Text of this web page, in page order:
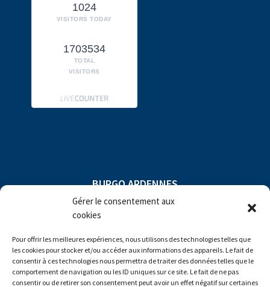
Gérer le consentement aux
cookies
Pour offrir les meilleures expériences, nous utilisons des technologies telles que
les cookies pour stocker et/ou accéder aux informations des appareils. Le fait de
consentir à ces technologies nous permettra de traiter des données telles que le
comportement de navigation ou les ID uniques sur ce site. Le fait de ne pas
consentir ou de retirer son consentement peut avoir un effet négatif sur certaines
1024
VISITORS TODAY
1703534
TOTAL
VISITORS
BURGO ARDENNES
Compagny subject to direction and
coordination of